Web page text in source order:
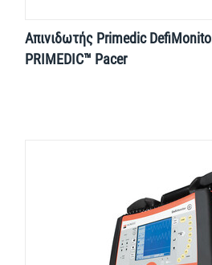
Απινιδωτής Primedic
PRIMEDIC™ Pacer